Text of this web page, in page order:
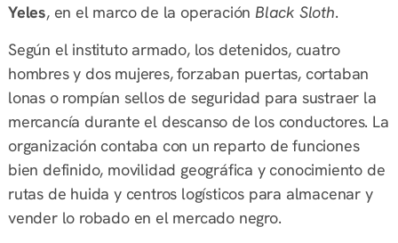
Yeles, en el marco de la operación Black Sloth.
Según el instituto armado, los detenidos, cuatro
hombres y dos mujeres, forzaban puertas, cortaban
lonas o rompían sellos de seguridad para sustraer la
mercancía durante el descanso de los conductores. La
organización contaba con un reparto de funciones
bien definido, movilidad geográfica y conocimiento de
rutas de huida y centros logísticos para almacenar y
vender lo robado en el mercado negro.